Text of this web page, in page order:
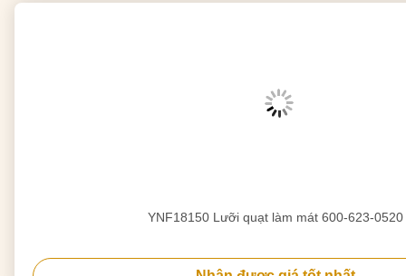
YNF18150 Lưỡi quạt làm mát 600-623-0520